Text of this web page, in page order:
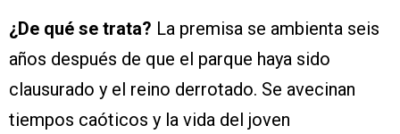
¿De qué se trata? La premisa se ambienta seis
años después de que el parque haya sido
clausurado y el reino derrotado. Se avecinan
tiempos caóticos y la vida del joven